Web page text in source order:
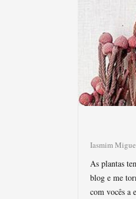
Iasmim
As plantas
blog e me
com vocês a